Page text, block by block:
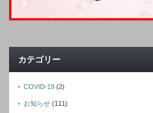
カテゴリー
COVID-19 (2)
お知らせ (111)